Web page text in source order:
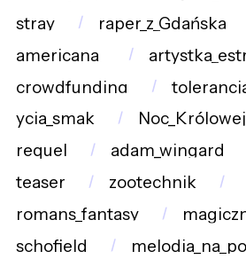
stray
raper_z_Gdańska
americana_
crowdfunding
ycia_smak
requel
adam_wingard
teaser
zootechnik
romans_fantasy
schofield